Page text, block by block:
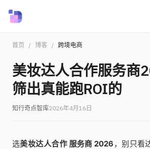
首页 / 博客 / 跨境电商
美妆达人合作服务商
筛出真能跑ROI的
知行奇点智库2026年4月16日
选美妆达人合作 服务商 2026 ，别只看